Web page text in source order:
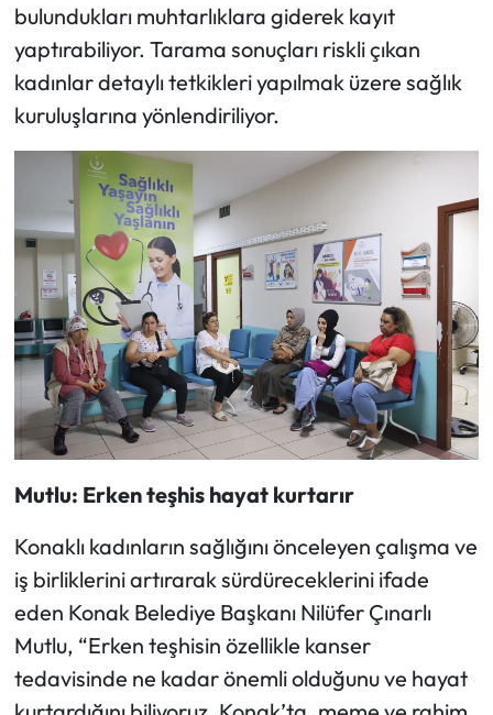
bulundukları muhtarlıklara giderek kayıt
yaptırabiliyor. Tarama sonuçları riskli çıkan
kadınlar detaylı tetkikleri yapılmak üzere sağlık
kuruluşlarına yönlendiriliyor.
Mutlu: Erken teşhis hayat kurtarır
Konaklı kadınların sağlığını önceleyen çalışma ve
iş birliklerini artırarak sürdüreceklerini ifade
eden Konak Belediye Başkanı Nilüfer Çınarlı
Mutlu, “Erken teşhisin özellikle kanser
tedavisinde ne kadar önemli olduğunu ve hayat